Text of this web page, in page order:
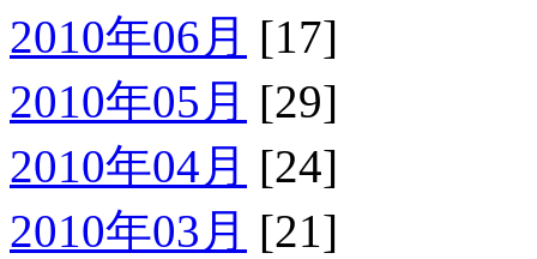
2010年06月 [17]
2010年05月 [29]
2010年04月 [24]
2010年03月 [21]